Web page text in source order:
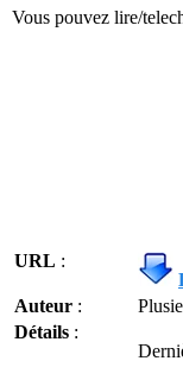
Vous pouvez lire/
URL :
Auteur :
Détails :